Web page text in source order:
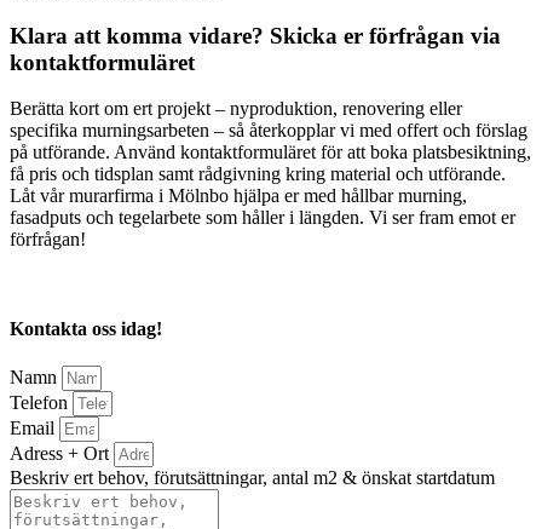
Klara att komma vidare? Skicka er förfrågan via
kontaktformuläret
Berätta kort om ert projekt – nyproduktion, renovering eller
specifika murningsarbeten – så återkopplar vi med offert och förslag
på utförande. Använd kontaktformuläret för att boka platsbesiktning,
få pris och tidsplan samt rådgivning kring material och utförande.
Låt vår murarfirma i Mölnbo hjälpa er med hållbar murning,
fasadputs och tegelarbete som håller i längden. Vi ser fram emot er
förfrågan!
Kontakta oss idag!
Namn
Telefon
Email
Adress + Ort
Beskriv ert behov, förutsättningar, antal m2 & önskat startdatum